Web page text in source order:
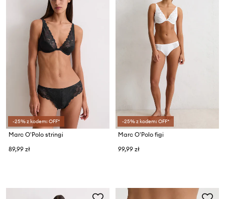
-25% z kodem: OFF*
Marc O'Polo stringi
89,99 zł
-25% z kodem: OFF*
Marc O'Polo figi
99,99 zł